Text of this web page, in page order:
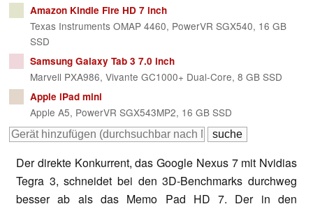
Amazon Kindle Fire HD 7 inch
Texas Instruments OMAP 4460, PowerVR SGX540, 16 GB
SSD
Samsung Galaxy Tab 3 7.0 inch
Marvell PXA986, Vivante GC1000+ Dual-Core, 8 GB SSD
Apple iPad mini
Apple A5, PowerVR SGX543MP2, 16 GB SSD
Der direkte Konkurrent, das Google Nexus 7 mit Nvidias
Tegra 3, schneidet bei den 3D-Benchmarks durchweg
besser ab als das Memo Pad HD 7. Der in den